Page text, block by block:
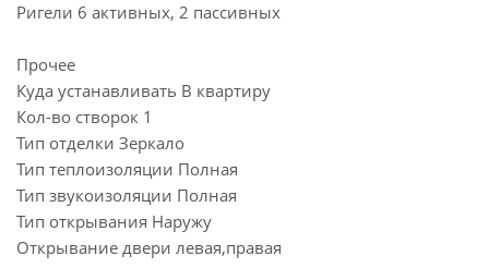
Ригели 6 активных, 2 пассивных
Прочее
Куда устанавливать В квартиру
Кол-во створок 1
Тип отделки Зеркало
Тип теплоизоляции Полная
Тип звукоизоляции Полная
Тип открывания Наружу
Открывание двери левая,правая